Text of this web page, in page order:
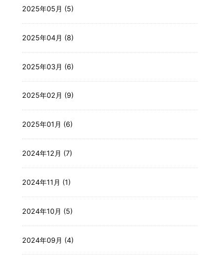
2025年05月 (5)
2025年04月 (8)
2025年03月 (6)
2025年02月 (9)
2025年01月 (6)
2024年12月 (7)
2024年11月 (1)
2024年10月 (5)
2024年09月 (4)